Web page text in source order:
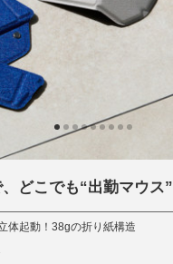
どこでも“出勤マウス”
体起動！38gの折り紙構造